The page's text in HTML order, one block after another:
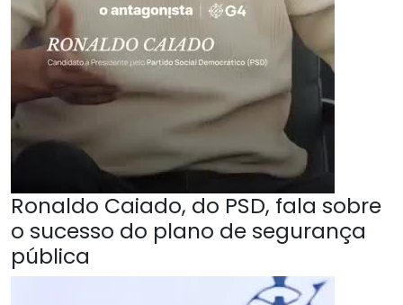
Ronaldo Caiado, do PSD, fala sobre
o sucesso do plano de segurança
pública